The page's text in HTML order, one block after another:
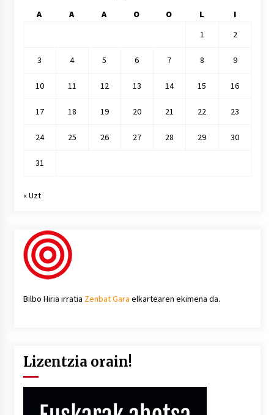
A A A O O L
I
1
2
3 4 5 6 7 8 9
10 11 12 13 14 15 16
17 18 19 20 21 22 23
24 25 26 27 28 29 30
31
« Uzt
Bilbo Hiria irratia Zenbat Gara elkartearen ekimena da.
Lizentzia orain!